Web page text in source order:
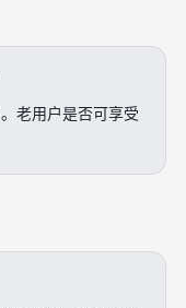
老用户是否可享受